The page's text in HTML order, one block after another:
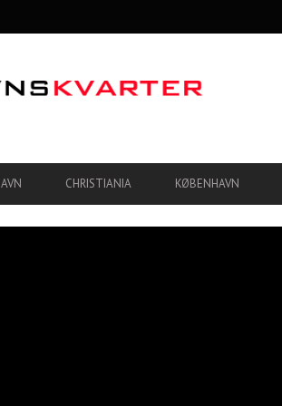
CHRISTIANIA KØBENHAVN